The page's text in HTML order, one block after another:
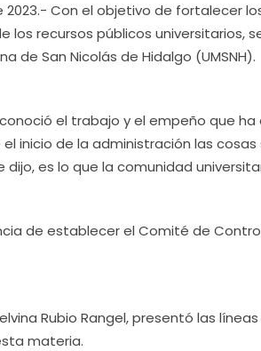
2023.- Con el objetivo de fortalecer
los recursos públicos universitarios,
de San Nicolás de Hidalgo (UMSNH).
el trabajo y el empeño que
inicio de la administración las
es lo que la comunidad
de establecer el Comité de
Rubio Rangel, presentó las
materia.